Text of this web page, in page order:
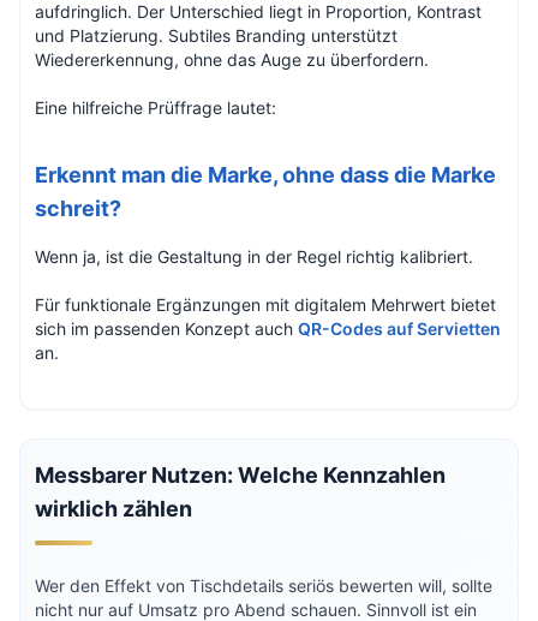
aufdringlich. Der Unterschied liegt in Proportion, Kontrast
und Platzierung. Subtiles Branding unterstützt
Wiedererkennung, ohne das Auge zu überfordern.
Eine hilfreiche Prüffrage lautet:
Erkennt man die Marke, ohne dass die Marke
schreit?
Wenn ja, ist die Gestaltung in der Regel richtig kalibriert.
Für funktionale Ergänzungen mit digitalem Mehrwert bietet
sich im passenden Konzept auch QR-Codes auf Servietten
an.
Messbarer Nutzen: Welche Kennzahlen
wirklich zählen
Wer den Effekt von Tischdetails seriös bewerten will, sollte
nicht nur auf Umsatz pro Abend schauen. Sinnvoll ist ein